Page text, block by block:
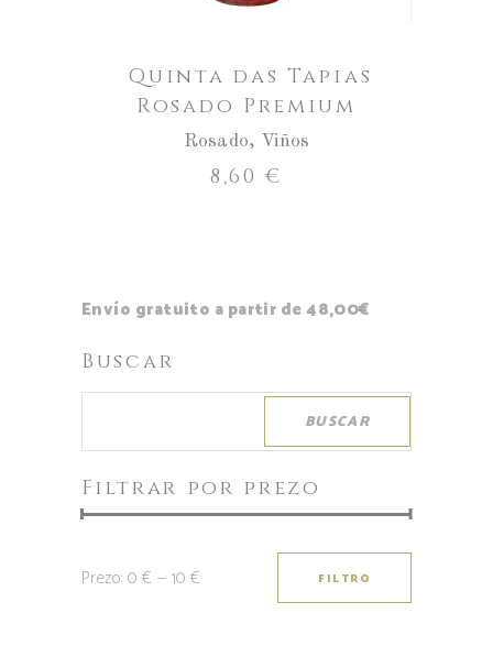
Quinta das Tapias
Rosado Premium
Rosado, Viños
8,60€
Envío gratuito a partir de 48,00€
Buscar
BUSCAR
Filtrar por prezo
FILTRO
Prezo:0 € — 10 €